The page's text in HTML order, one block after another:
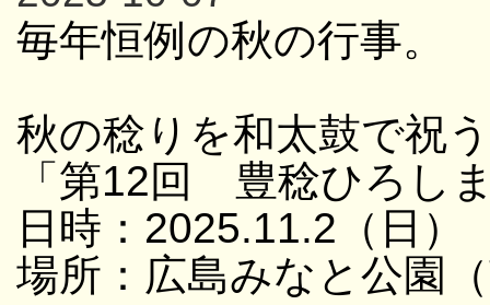
毎年恒例の秋の行事。
秋の稔りを和太鼓で祝
「第12回 豊稔ひろし
日時：2025.11.2（日
場所：広島みなと公園